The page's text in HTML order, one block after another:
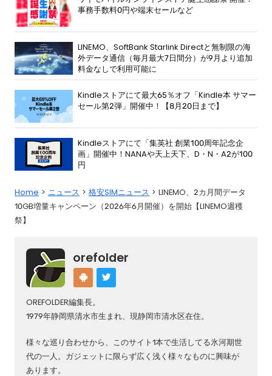
事務手数料0円や端末セールなど
LINEMO、SoftBank Starlink Directと無制限の海
外データ通信（毎月最大7日間分）が9月より追加
料金なしで利用可能に
Kindleストアにて最大65％オフ「Kindle本 サマー
セール第2弾」開催中！【8月20日まで】
Kindleストアにて「集英社 創業100周年記念企
画」開催中！NANAや天上天下、D・N・A2が100
円
Home ニュース 格安SIMニュース
LINEMO、2カ月間データ
10GB増量キャンペーン（2026年6月開催）を開始【LINEMO週穫
祭】
orefolder
OREFOLDER編集長。
1979年静岡県清水市生まれ、現静岡市清水区在住。
様々な巡り合わせから、このサイト1本で生活してる氷河期世
代の一人。ガジェットに限らず広く浅く様々なものに興味が
あります。